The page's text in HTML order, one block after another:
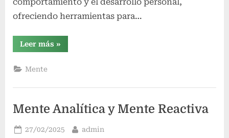
ofreciendo herramientas para…
Leer más “El
Poder
»
Mente
Mente Analítica y Mente Reactiva
Publicado
27/02/2025 Por
admin